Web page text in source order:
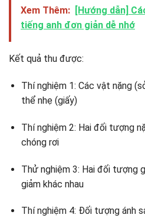
Xem Thêm: [Hướng dẫn]
tiếng anh đơn giản dễ nhớ
Kết quả thu được:
Thí nghiệm 1: Các vật nặng
thể nhẹ (giấy)
Thí nghiệm 2: Hai đối tượng
chóng rơi
Thử nghiệm 3: Hai đối tượng
giảm khác nhau
Thí nghiệm 4: Đối tượng ánh